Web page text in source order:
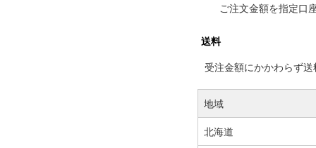
ご注文金額を指定口
送料
受注金額にかかわらず
地域
北海道